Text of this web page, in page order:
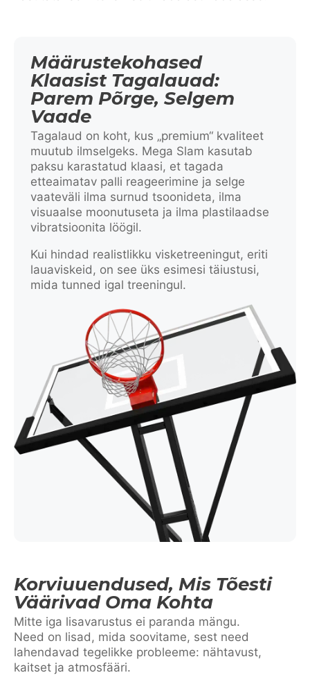
Määrustekohased
Klaasist Tagalauad:
Parem Põrge, Selgem
Vaade
Tagalaud on koht, kus „premium“ kvaliteet
muutub ilmselgeks. Mega Slam kasutab
paksu karastatud klaasi, et tagada
etteaimatav palli reageerimine ja selge
vaateväli ilma surnud tsoonideta, ilma
visuaalse moonutuseta ja ilma plastilaadse
vibratsioonita löögil.
Kui hindad realistlikku visketreeningut, eriti
lauaviskeid, on see üks esimesi täiustusi,
mida tunned igal treeningul.
Korviuuendused, Mis Tõesti
Väärivad Oma Kohta
Mitte iga lisavarustus ei paranda mängu.
Need on lisad, mida soovitame, sest need
lahendavad tegelikke probleeme: nähtavust,
kaitset ja atmosfääri.